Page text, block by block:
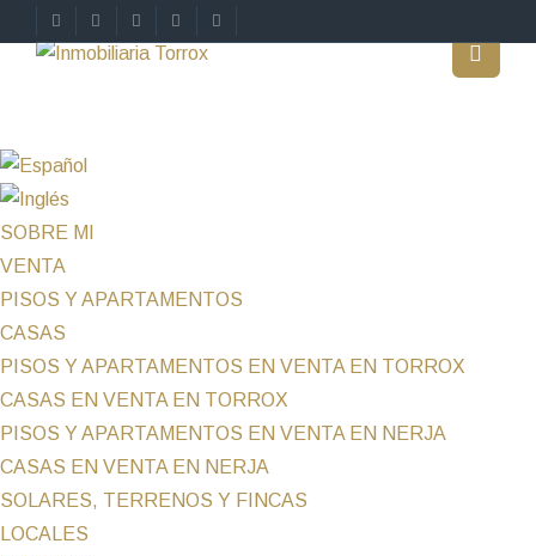
SOBRE MI
VENTA
PISOS Y APARTAMENTOS
CASAS
PISOS Y APARTAMENTOS EN VENTA EN TORROX
CASAS EN VENTA EN TORROX
PISOS Y APARTAMENTOS EN VENTA EN NERJA
CASAS EN VENTA EN NERJA
SOLARES, TERRENOS Y FINCAS
LOCALES